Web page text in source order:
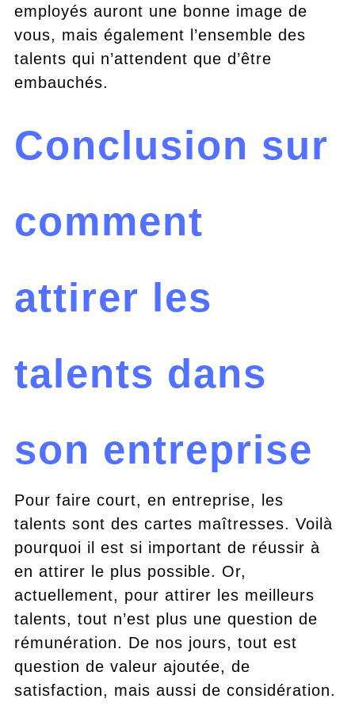
employés auront une bonne image de
vous, mais également l’ensemble des
talents qui n’attendent que d’être
embauchés.
Conclusion sur
comment
attirer les
talents dans
son entreprise
Pour faire court, en entreprise, les
talents sont des cartes maîtresses. Voilà
pourquoi il est si important de réussir à
en attirer le plus possible. Or,
actuellement, pour attirer les meilleurs
talents, tout n’est plus une question de
rémunération. De nos jours, tout est
question de valeur ajoutée, de
satisfaction, mais aussi de considération.